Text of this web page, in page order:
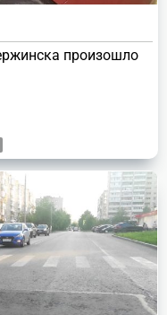
произошло